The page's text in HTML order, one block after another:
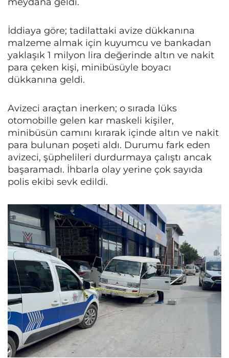
İddiaya göre; tadilattaki avize dükkanına
malzeme almak için kuyumcu ve bankadan
yaklaşık 1 milyon lira değerinde altın ve nakit
para çeken kişi, minibüsüyle boyacı
dükkanına geldi.
Avizeci araçtan inerken; o sırada lüks
otomobille gelen kar maskeli kişiler,
minibüsün camını kırarak içinde altın ve nakit
para bulunan poşeti aldı. Durumu fark eden
avizeci, şüphelileri durdurmaya çalıştı ancak
başaramadı. İhbarla olay yerine çok sayıda
polis ekibi sevk edildi.